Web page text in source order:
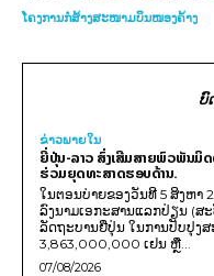
ໂຄງການກໍ່ສ້າງສະໜາມບິນໜອງຄ້າງ
ບົ
ຂ່າວພາຍ​ໃນ
ຍີ່ປຸ່ນ-ລາວ ສົ່ງເສີມສາຍພົວພັນມິດ
ຮ່ວມຍຸດທະສາດຮອບດ້ານ.
ໃນຕອນບ່າຍຂອງວັນທີ 5 ສິງຫາ
ລົງນາມເອກະສານແລກປ່ຽນ (ສ
ລັດຖະບານຍີ່ປຸ່ນ ໃນການປັບປຸງ
3,863,000,000 ເຢນ ຫຼື...
07/08/2026